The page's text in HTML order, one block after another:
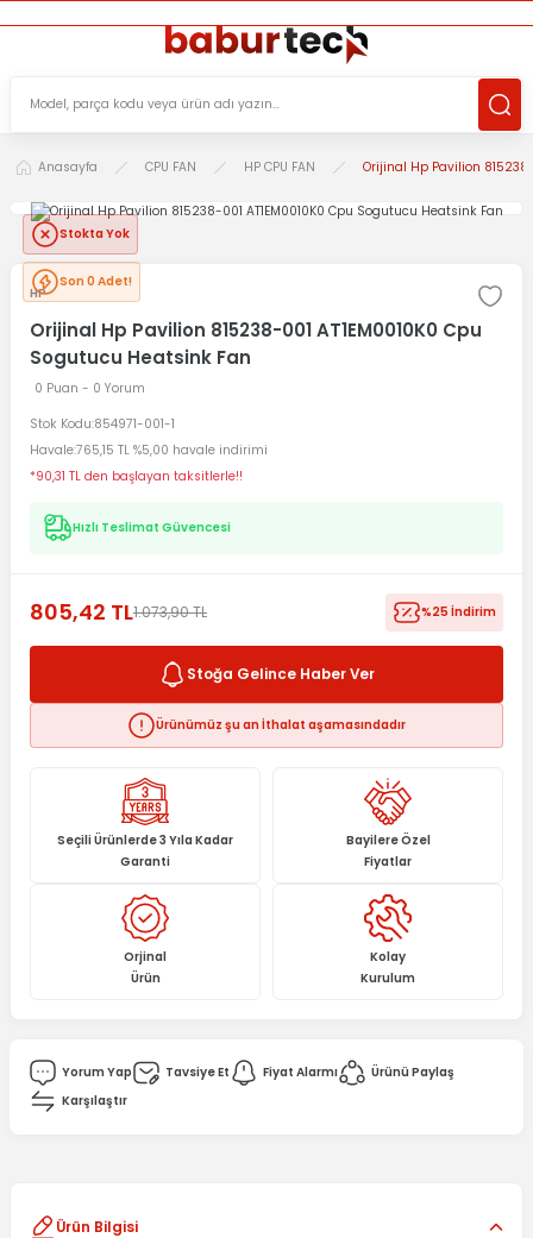
Anasayfa CPU FAN HP CPU FAN Orijinal Hp Pavilion
Stokta Yok
Son 0 Adet!
HP
Orijinal Hp Pavilion 815238-001 AT1EM0010K0 Cpu
Sogutucu Heatsink Fan
0 Puan - 0 Yorum
Stok Kodu 854971-001-1
Havale765,15 TL %5,00 havale indirimi
*90,31 TL den başlayan taksitlerle!!
Hızlı Teslimat Güvencesi
805,42 TL1.073,90 TL %25 İndirim
Stoğa Gelince Haber Ver
Ürünümüz şu an İthalat aşamasındadır
Seçili Ürünlerde 3 Yıla Kadar
Garanti
Bayilere Özel
Fiyatlar
Orjinal
Ürün
Kolay
Kurulum
Yorum Yap Tavsiye Et Fiyat Alarmı
Ürünü Paylaş
Karşılaştır
Ürün Bilgisi